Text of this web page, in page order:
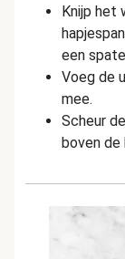
Knijp het
een
Voeg de
mee.
Scheur
boven de